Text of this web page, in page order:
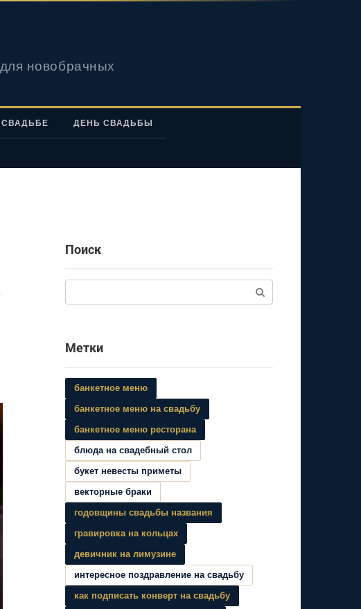
новобрачных
СВАДЬБЕ ДЕНЬ СВАДЬБЫ
Поиск
Метки
банкетное меню
банкетное меню на свадьбу
банкетное меню ресторана
блюда на свадебный стол
букет невесты приметы
векторные браки
годовщины свадьбы названия
гравировка на кольцах
девичник на лимузине
интересное поздравление на свадьбу
как подписать конверт на свадьбу